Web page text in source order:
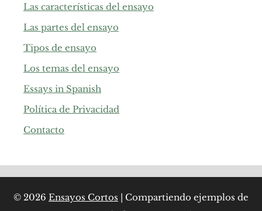
Las características del ensayo
Las partes del ensayo
Tipos de ensayo
Los temas del ensayo
Essays in Spanish
Política de Privacidad
Contacto
© 2026 Ensayos Cortos | Compartiendo ejemplos de